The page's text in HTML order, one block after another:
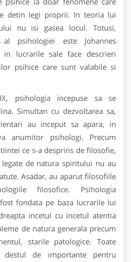
detin legi proprii. In teoria lui
nu isi gasea locul. Totusi,
psihologiei este Johannes
in lucrarile sale face descrieri
psihice care sunt valabile si
psihologia incepuse sa se
Simultan cu dezvoltarea sa,
au inceput sa apara, in
anumitor psihologi. Precum
ce s-a desprins de filosofie,
de natura spiritului nu au
Asadar, au aparut filosofiile
filosofice. Psihologia
fondata pe baza lucrarile lui
incetul cu incetul atentia
de natura generala precum
starile patologice. Toate
destul de importante pentru